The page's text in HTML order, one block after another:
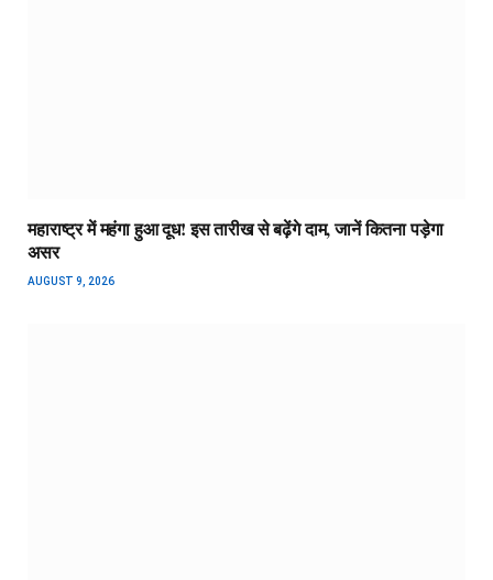
महाराष्ट्र में महंगा हुआ दूध! इस तारीख से बढ़ेंगे दाम, जानें कितना पड़ेगा
असर
AUGUST 9, 2026